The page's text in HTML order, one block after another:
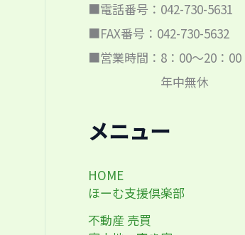
■電話番号：042-730-5631
■FAX番号：042-730-5632
■営業時間：8：00～20：00
年中無休
メニュー
HOME
ほーむ支援倶楽部
不動産 売買